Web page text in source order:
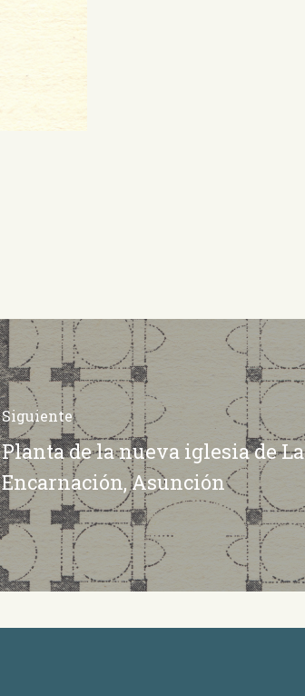
Siguiente
Planta de la nueva iglesia de La
Encarnación, Asunción